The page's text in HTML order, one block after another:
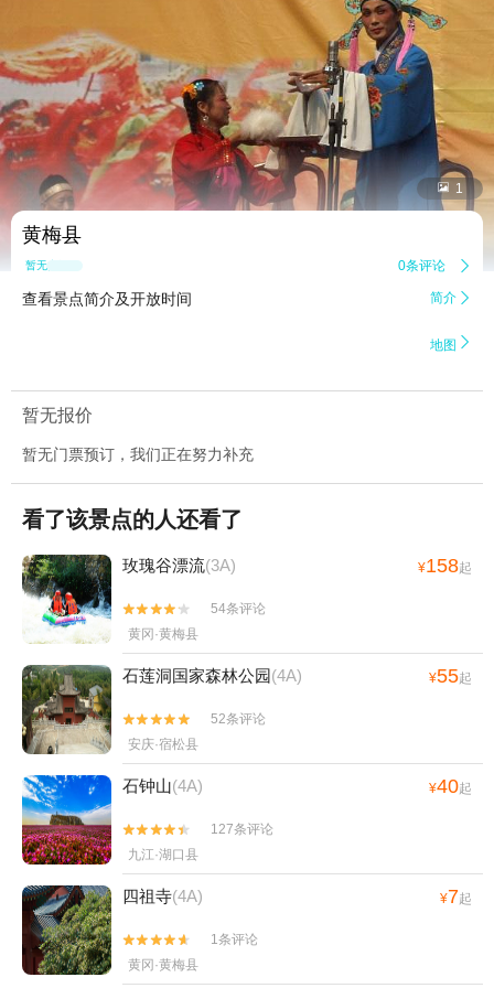
 1
黄梅县
暂无点评 0条评论 
查看景点简介及开放时间 简介 
地图 
暂无报价
暂无门票预订，我们正在努力补充
看了该景点的人还看了
玫瑰谷漂流(3A) ¥158起


54条评论
黄冈·黄梅县
石莲洞国家森林公园(4A) ¥55起


52条评论
安庆·宿松县
石钟山(4A) ¥40起


127条评论
九江·湖口县
四祖寺(4A) ¥7起


1条评论
黄冈·黄梅县